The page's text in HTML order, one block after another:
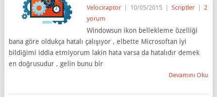
Velociraptor 10/05/2015 Scriptler
2
yorum
Windowsun ikon bellekleme özelliği
bana göre oldukça hatalı çalışıyor , elbette Microsoftan iyi
bildiğimi iddia etmiyorum lakin hata varsa da hatalıdır demek
en doğrusudur , gelin bunu bir
Devamını Oku